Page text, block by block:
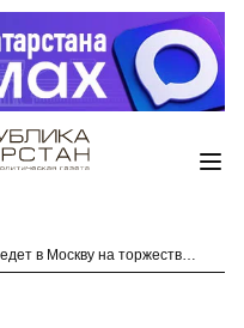
Песков: премьер-министр Индии не приедет в Москву на торжества 9 мая